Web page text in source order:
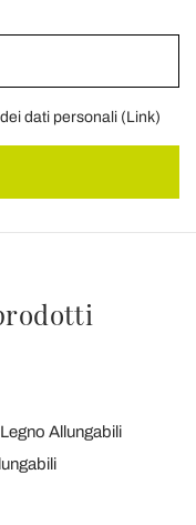
dati personali (Link)
Allungabili